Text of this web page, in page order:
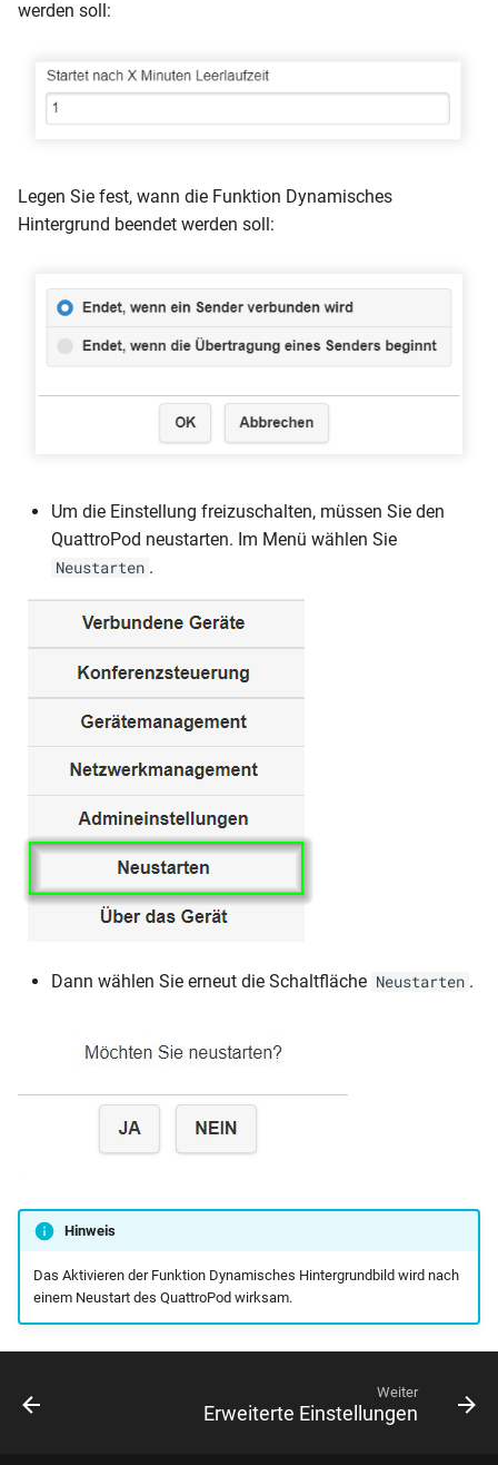
werden soll:
Legen Sie fest, wann die Funktion Dynamisches
Hintergrund beendet werden soll:
Um die Einstellung freizuschalten, müssen Sie den
QuattroPod neustarten. Im Menü wählen Sie
Neustarten .
Dann wählen Sie erneut die Schaltfläche Neustarten .
Hinweis
Das Aktivieren der Funktion Dynamisches Hintergrundbild wird nach
einem Neustart des QuattroPod wirksam.
Weiter
Erweiterte Einstellungen